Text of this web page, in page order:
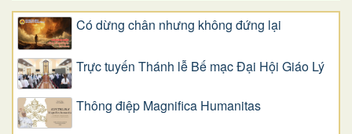
Có dừng chân nhưng không đứng lại
Trực tuyến Thánh lễ Bế mạc Đại Hội Giáo Lý
Thông điệp Magnifica Humanitas